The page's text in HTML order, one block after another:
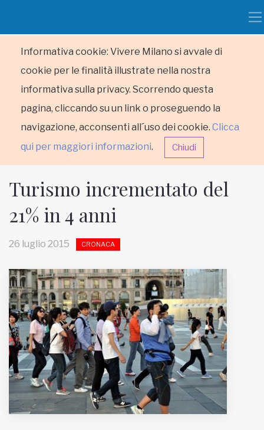
Informativa cookie: Vivere Milano si avvale di
cookie per le finalità illustrate nella nostra
informativa sulla privacy. Scorrendo questa
pagina, cliccando su un link o proseguendo la
navigazione, acconsenti all´uso dei cookie. Clicca
qui per maggiori informazioni. Chiudi
HOME
MUNICIPI
Inviateci le vostre segnalazioni
Iscriviti alla newsletter
www.viveremilano.info
Fondato e diretto da Enzo De
Turismo incrementato del
21% in 4 anni
26 luglio 2015 CRONACA